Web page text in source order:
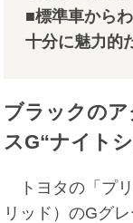
■標準車から
十分に魅力的
ブラックの
スG“ナイトシ
トヨタの「プ
リッド）のGグ